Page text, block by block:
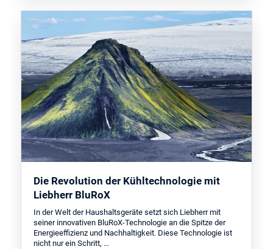
Die Revolution der Kühltechnologie mit
Liebherr BluRoX
In der Welt der Haushaltsgeräte setzt sich Liebherr mit
seiner innovativen BluRoX-Technologie an die Spitze der
Energieeffizienz und Nachhaltigkeit. Diese Technologie ist
nicht nur ein Schritt, …